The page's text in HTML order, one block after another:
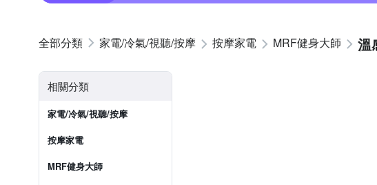
家電/冷氣/視聽/按摩 按摩家電 MRF健身大師 溫
相關分類
家電/冷氣/視聽/按摩
按摩家電
MRF健身大師